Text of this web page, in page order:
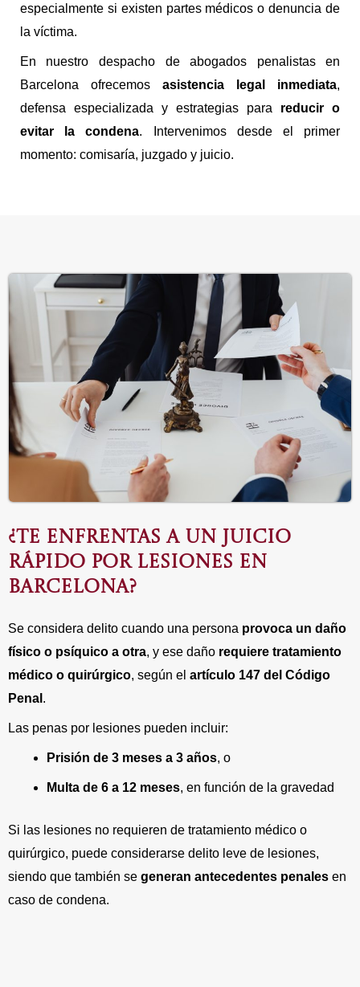
especialmente si existen partes médicos o denuncia de
la víctima.
En nuestro despacho de abogados penalistas en
Barcelona ofrecemos asistencia legal inmediata,
defensa especializada y estrategias para reducir o
evitar la condena. Intervenimos desde el primer
momento: comisaría, juzgado y juicio.
¿TE ENFRENTAS A UN JUICIO
RÁPIDO POR LESIONES EN
BARCELONA?
Se considera delito cuando una persona provoca un daño
físico o psíquico a otra, y ese daño requiere tratamiento
médico o quirúrgico, según el artículo 147 del Código
Penal .
Las penas por lesiones pueden incluir:
Prisión de 3 meses a 3 años, o
Multa de 6 a 12 meses, en función de la gravedad
Si las lesiones no requieren de tratamiento médico o
quirúrgico, puede considerarse delito leve de lesiones,
siendo que también se generan antecedentes penales en
caso de condena.